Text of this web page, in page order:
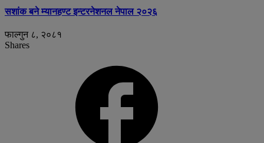
सशांक बने म्यानहण्ट इन्टरनेशनल नेपाल २०२६
फाल्गुन ८, २०८१
Shares